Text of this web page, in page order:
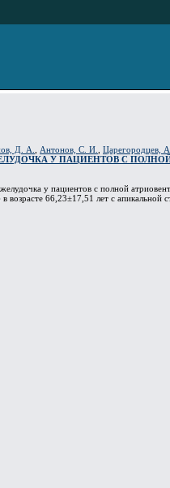
Д. А. Антонов, С. И. Царегородцев,
У ПАЦИЕНТОВ С
у пациентов с полной
66,23±17,51 лет с